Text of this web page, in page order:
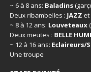
~ 6 à 8 ans: Baladins
Deux ribambelles : JAZZ et
~ 8 à 12 ans: Louveteaux
Deux meutes : BELLE
~ 12 à 16 ans: Eclaireurs/
Une troupe